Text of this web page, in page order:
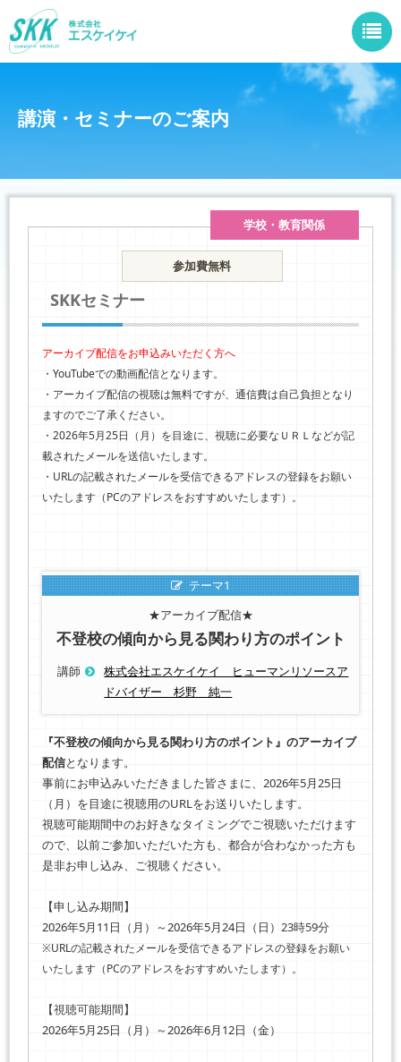
講演・セミナーのご案内
参加費無料
学校・教育関係
SKKセミナー
アーカイブ配信をお申込みいただく方へ
・YouTubeでの動画配信となります。
・アーカイブ配信の視聴は無料ですが、通信費は自己負担となり
ますのでご了承ください。
・2026年5月25日（月）を目途に、視聴に必要なＵＲＬなどが記
載されたメールを送信いたします。
・URLの記載されたメールを受信できるアドレスの登録をお願い
いたします（PCのアドレスをおすすめいたします）。
テーマ1
★アーカイブ配信★
不登校の傾向から見る関わり方のポイント
講師
株式会社エスケイケイ ヒューマンリソースア
ドバイザー 杉野 純一
『不登校の傾向から見る関わり方のポイント』のアーカイブ
配信となります。
事前にお申込みいただきました皆さまに、2026年5月25日
（月）を目途に視聴用のURLをお送りいたします。
視聴可能期間中のお好きなタイミングでご視聴いただけます
ので、以前ご参加いただいた方も、都合が合わなかった方も
是非お申し込み、ご視聴ください。
【申し込み期間】
2026年5月11日（月）～2026年5月24日（日）23時59分
※URLの記載されたメールを受信できるアドレスの登録をお願い
いたします（PCのアドレスをおすすめいたします）。
【視聴可能期間】
2026年5月25日（月）～2026年6月12日（金）